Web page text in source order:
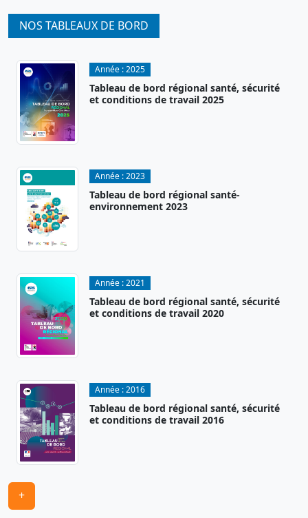
NOS TABLEAUX DE BORD
Année :2025
Tableau de bord régional santé, sécurité
et conditions de travail 2025
Année :2023
Tableau de bord régional santé-
environnement 2023
Année :2021
Tableau de bord régional santé, sécurité
et conditions de travail 2020
Année :2016
Tableau de bord régional santé, sécurité
et conditions de travail 2016
+